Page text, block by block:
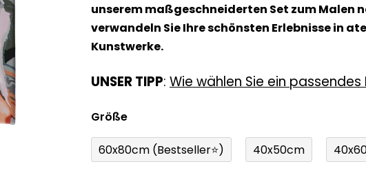
unserem maßgeschneiderten Set zum Malen
verwandeln Sie Ihre schönsten Erlebnisse in
Kunstwerke.
UNSER TIPP: Wie wählen Sie ein passendes
Größe
60x80cm (Bestseller⭐) 40x50cm